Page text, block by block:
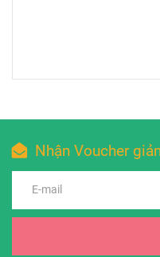
Nhận Voucher